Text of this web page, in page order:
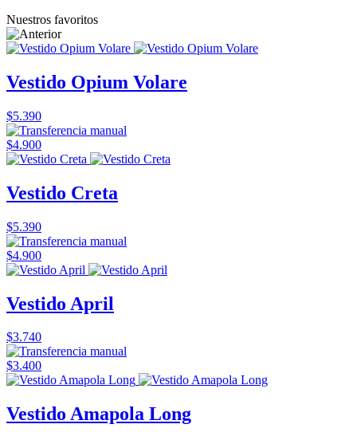
Nuestros favoritos
Vestido Opium Volare
$5.390
$4.900
Vestido Creta
$5.390
$4.900
Vestido April
$3.740
$3.400
Vestido Amapola Long